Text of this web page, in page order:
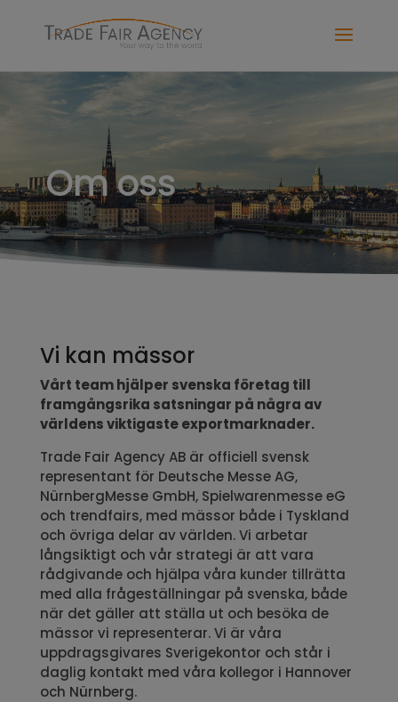
Om oss
Vi kan mässor
Vårt team hjälper svenska företag till
framgångsrika satsningar på några av
världens viktigaste exportmarknader.
Trade Fair Agency AB är officiell svensk
representant för Deutsche Messe AG,
NürnbergMesse GmbH, Spielwarenmesse eG
och trendfairs, med mässor både i Tyskland
och övriga delar av världen.Vi arbetar
långsiktigt och vår strategi är att vara
rådgivande och hjälpa våra kunder tillrätta
med alla frågeställningar på svenska, både
när det gäller att ställa ut och besöka de
mässor vi representerar. Vi är våra
uppdragsgivares Sverigekontor och står i
daglig kontakt med våra kollegor i Hannover
och Nürnberg.